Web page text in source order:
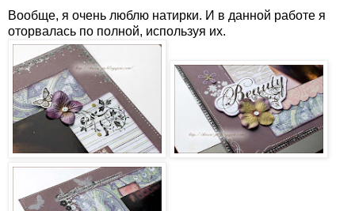
Вообще, я очень люблю натирки. И в данной работе я
оторвалась по полной, используя их.